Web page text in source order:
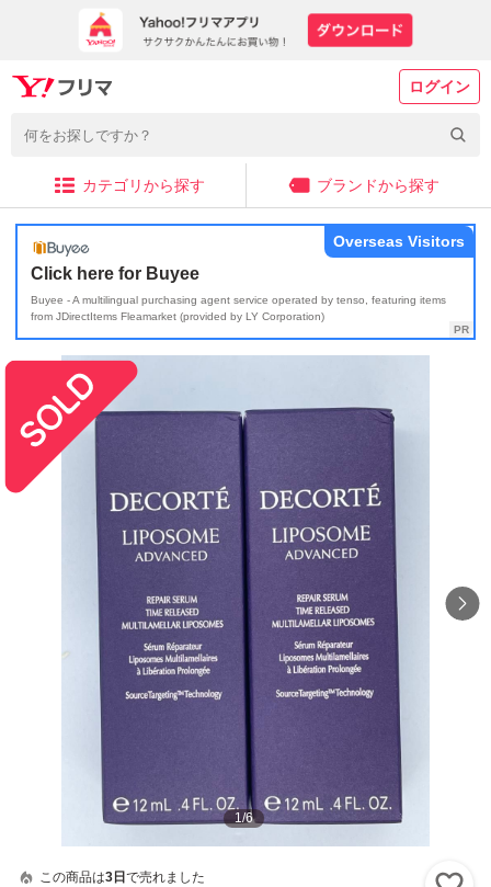
ログイン
カテゴリから探す ブランドから探す
Click here for Buyee
Buyee - A multilingual purchasing agent service operated by tenso, featuring items
from JDirectItems Fleamarket (provided by LY Corporation)
Overseas Visitors
1/6
この商品は3日 で売れました